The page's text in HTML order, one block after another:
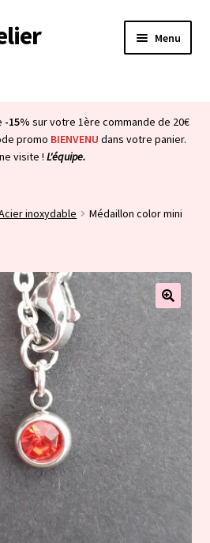
Menu
Ouvrir
menu
Ouvrir
enfant
le
menu
enfant
-15% sur votre 1ère commande de 20€
promo BIENVENU dans votre panier.
visite ! L'équipe.
inoxydable
Médaillon color mini